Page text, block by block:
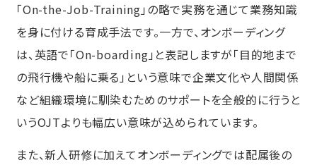
えよう
「On-the-Job-Training」の略で実務を通じて業務知識
を身に付ける育成手法です。一方で、オンボーディング
は、英語で「On-boarding」と表記しますが「目的地まで
の飛行機や船に乗る」という意味で企業文化や人間関係
など組織環境に馴染むためのサポートを全般的に行うと
いうOJTよりも幅広い意味が込められています。
また、新人研修に加えてオンボーディングでは配属後の